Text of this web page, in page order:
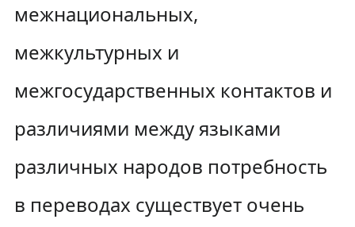
межнациональных,
межкультурных и
межгосударственных контактов и
различиями между языками
различных народов потребность
в переводах существует очень